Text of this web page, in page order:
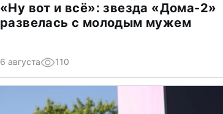
«Ну вот и всё»: звезда «Дома-2»
развелась с молодым мужем
6 августа 110